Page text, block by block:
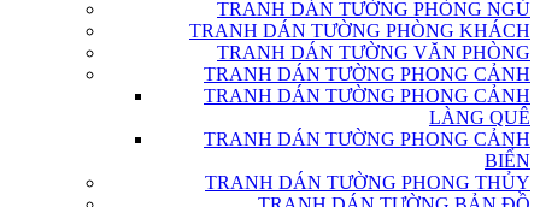
TRANH DÁN TƯỜNG PHÒNG NGỦ
TRANH DÁN TƯỜNG PHÒNG KHÁCH
TRANH DÁN TƯỜNG VĂN PHÒNG
TRANH DÁN TƯỜNG PHONG CẢNH
TRANH DÁN TƯỜNG PHONG CẢNH
LÀNG QUÊ
TRANH DÁN TƯỜNG PHONG CẢNH
BIỂN
TRANH DÁN TƯỜNG PHONG THỦY